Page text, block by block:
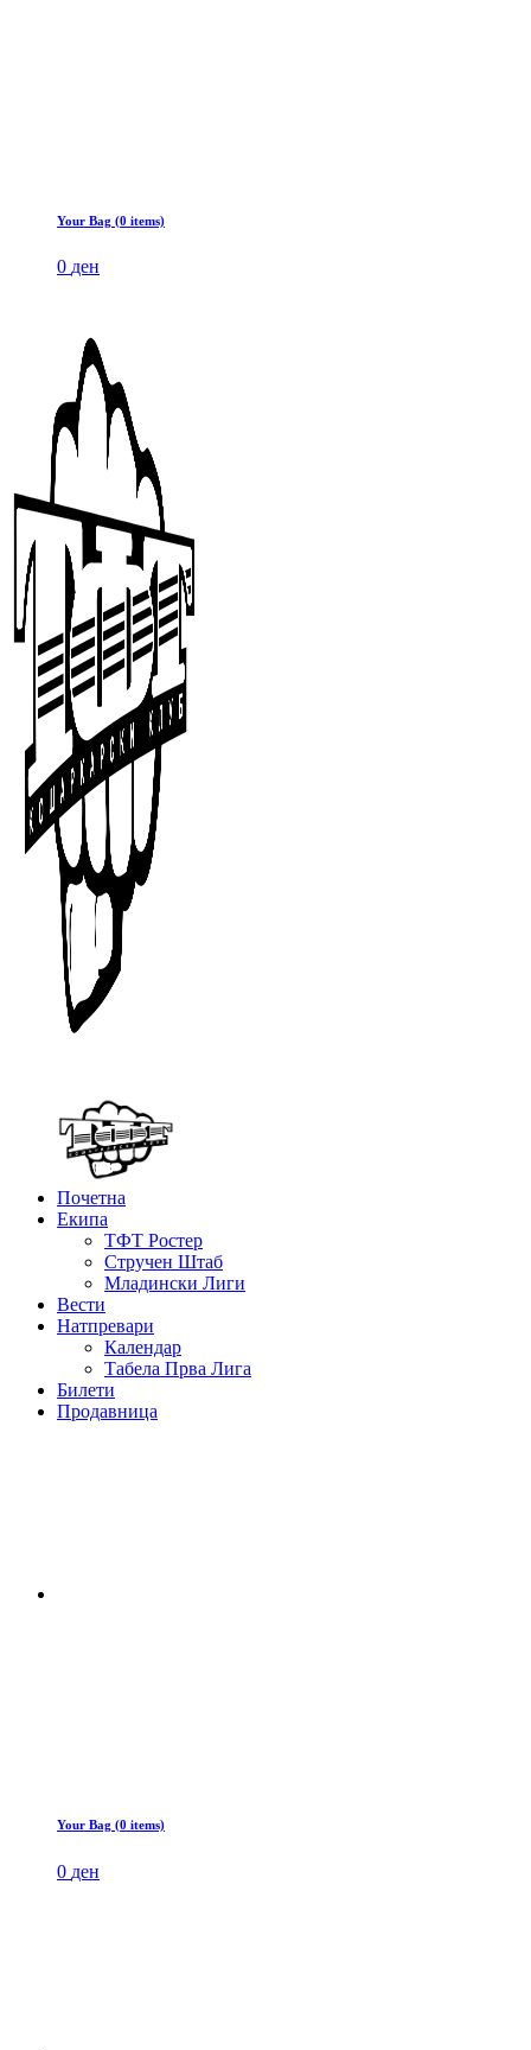
Your Bag (0 items)
0 ден
Почетна
Екипа
ТФТ Ростер
Стручен Штаб
Младински Лиги
Вести
Натпревари
Календар
Табела Прва Лига
Билети
Продавница
Your Bag (0 items)
0 ден